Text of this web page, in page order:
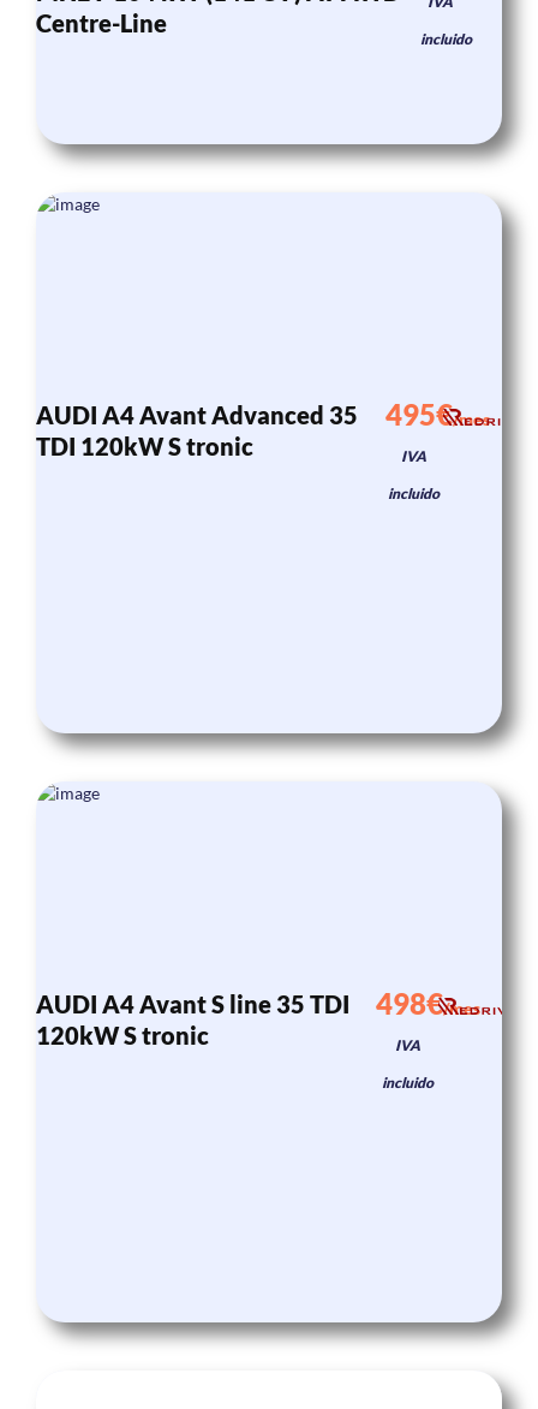
Centre-Line
incluido
AUDI A4 Avant Advanced 35
TDI 120kW S tronic
495€/mes
IVA
incluido
AUDI A4 Avant S line 35 TDI
120kW S tronic
498€/mes
IVA
incluido